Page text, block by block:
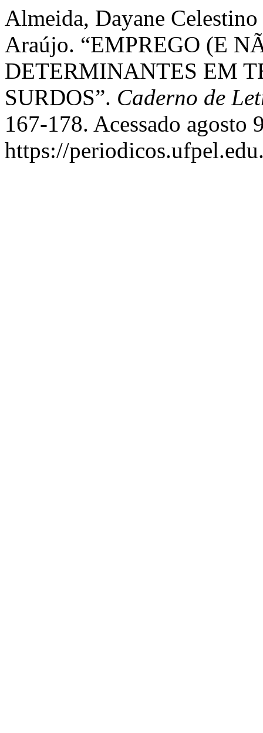
Almeida, Dayane
Araújo. “EMPREGO (E
DETERMINANTES EM
SURDOS”. Caderno de
167-178. Acessado agosto
https://